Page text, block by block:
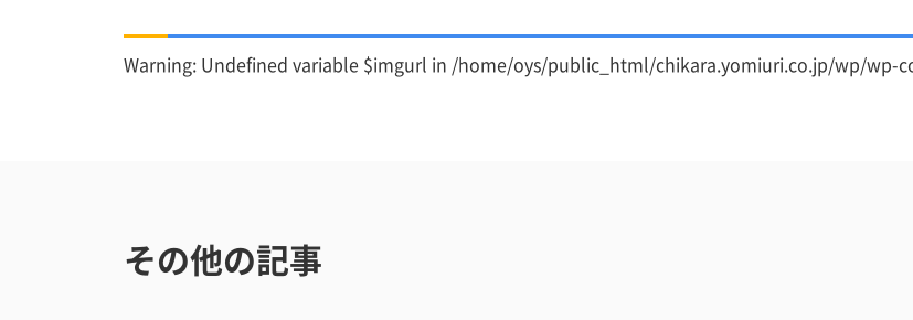
Warning: Undefined variable $imgurl in /home/oys/public_html/chikara.yomiuri.co.jp/wp/wp-
その他の記事